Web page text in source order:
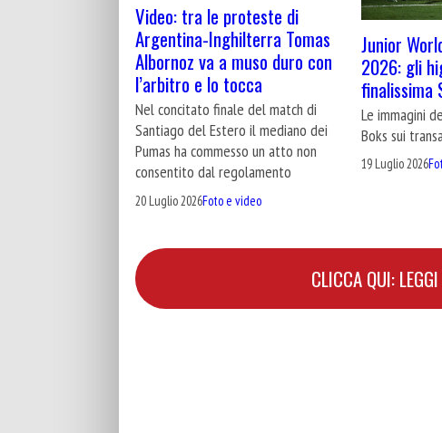
Video: tra le proteste di
Argentina-Inghilterra Tomas
Albornoz va a muso duro con
l’arbitro e lo tocca
Nel concitato finale del match di
Santiago del Estero il mediano dei
Pumas ha commesso un atto non
consentito dal regolamento
20 Luglio 2026Foto e video
Junior
2026: gli
finalissima
Le immagini
Boks sui
19 Luglio 2026
CLICCA QUI: